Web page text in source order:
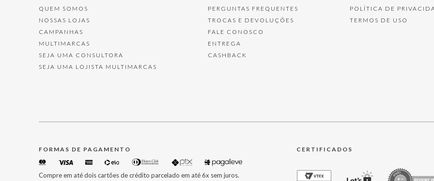
QUEM SOMOS
NOSSAS LOJAS
CAMPANHAS
MULTIMARCAS
SEJA UMA CONSULTORA
SEJA UMA LOJISTA MULTIMARCAS
PERGUNTAS FREQUENTES
TROCAS E DEVOLUÇÕES
FALE CONOSCO
ENTREGA
CASHBACK
POLÍTICA DE
TERMOS DE USO
FORMAS DE PAGAMENTO
Compre em até dois cartões de crédito parcelado em até 6x sem juros.
CERTIFICADOS